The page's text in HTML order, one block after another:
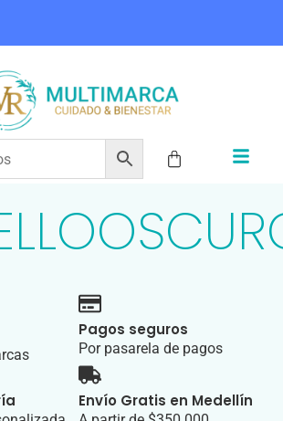
Pagos seguros
Por pasarela de pagos
Envío Gratis en Medellín